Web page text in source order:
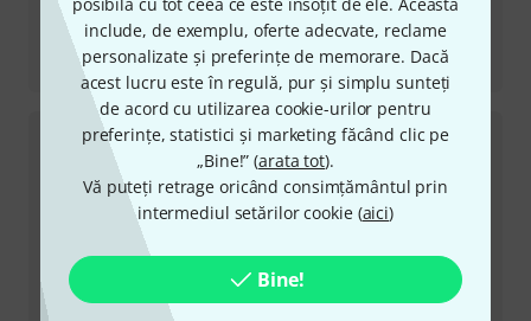
include, de exemplu, oferte adecvate, reclame
personalizate și preferințe de memorare. Dacă
acest lucru este în regulă, pur și simplu sunteți
de acord cu utilizarea cookie-urilor pentru
preferințe, statistici și marketing făcând clic pe
„Bine!” (arata tot).
Vă puteți retrage oricând consimțământul prin
intermediul setărilor cookie (aici)
Bine!
Recenzii
Case Roland GR-55